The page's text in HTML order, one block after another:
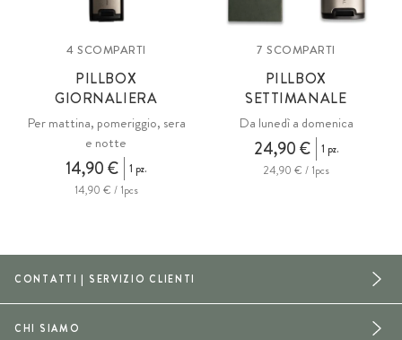
4 SCOMPARTI
PILLBOX
GIORNALIERA
Per mattina, pomeriggio, sera
e notte
14,90 €
1 pz.
14,90 € / 1pcs
7 SCOMPARTI
PILLBOX
SETTIMANALE
Da lunedì a domenica
24,90 €
1 pz.
24,90 € / 1pcs
CONTATTI | SERVIZIO CLIENTI
CHI SIAMO